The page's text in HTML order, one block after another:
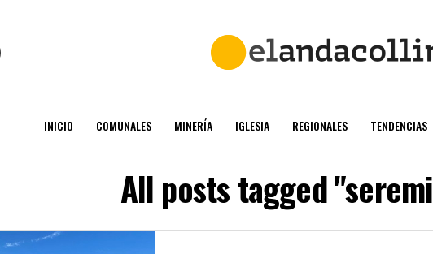
INICIO COMUNALES MINERÍA IGLESIA REGIONALES TENDENCIAS
All posts tagged